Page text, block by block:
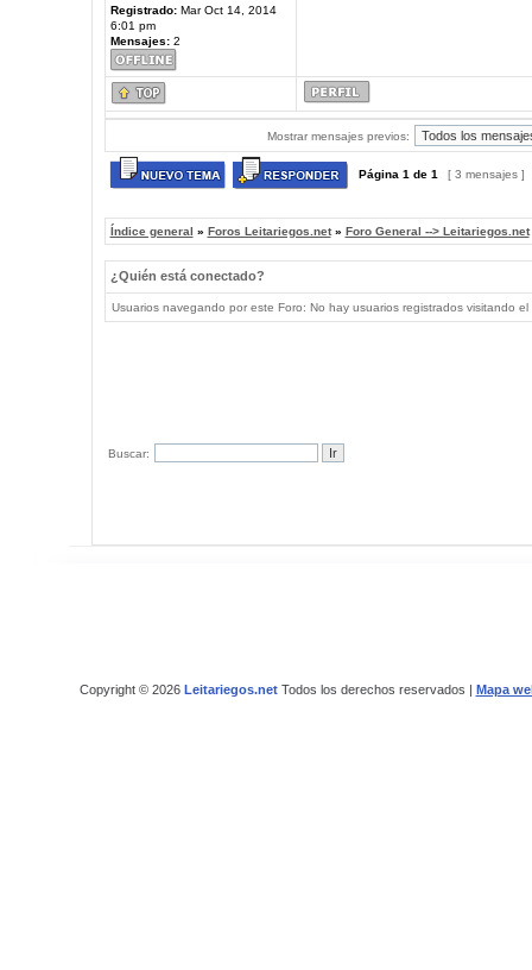
Registrado:Mar Oct 14, 2014
6:01 pm
Mensajes:2
Mostrar mensajes previos:
Página 1 de 1 [ 3 mensajes ]
Índice general » Foros Leitariegos.net» Foro General --> Leitariegos.net
¿Quién está conectado?
Usuarios navegando por este Foro: No hay usuarios registrados visitando
Buscar:
Copyright © 2026 Leitariegos.netTodos los derechos reservados | Mapa